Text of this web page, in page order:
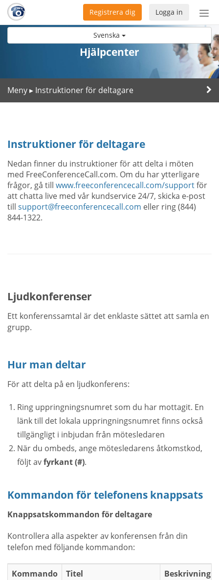
Svenska
Logga in
Registrera dig
Hjälpcenter
Meny ▸ Instruktioner för deltagare
Instruktioner för deltagare
Nedan finner du instruktioner för att delta i möten
med FreeConferenceCall.com. Om du har ytterligare
frågor, gå till www.freeconferencecall.com/supportför
att chatta live med vår kundservice 24/7, skicka e-post
till support@freeconferencecall.com eller ring (844)
844-1322.
Ljudkonferenser
Ett konferenssamtal är det enklaste sättet att samla en
grupp.
Hur man deltar
För att delta på en ljudkonferens:
Ring uppringningsnumret som du har mottagit. En
länk till det lokala uppringningsnumret finns också
tillgängligt i inbjudan från mötesledaren
När du ombeds, ange mötesledarens åtkomstkod,
följt avfyrkant (#).
Kommandon för telefonens knappsats
Knappsatskommandon för deltagare
Kontrollera alla aspekter av konferensen från din
telefon med följande kommandon:
Kommando Titel
Beskrivning